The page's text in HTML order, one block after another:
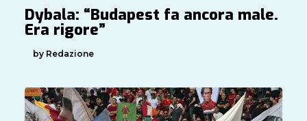
Dybala: “Budapest fa ancora male.
Era rigore”
by Redazione